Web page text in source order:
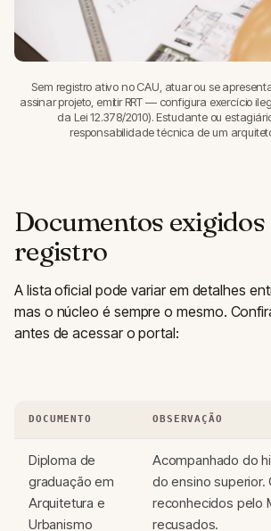
Sem registro ativo no CAU, atuar ou se
assinar projeto, emitir RRT — configura exercício
da Lei 12.378/2010). Estudante ou
responsabilidade técnica de um
Documentos
registro
A lista oficial pode variar em detalhes
mas o núcleo é sempre o mesmo.
antes de acessar o portal:
DOCUMENTO OBSERVAÇÃO
Diploma de
graduação em
Arquitetura e
Urbanismo
Acompanhado do
do ensino superior.
reconhecidos pelo
recusados.